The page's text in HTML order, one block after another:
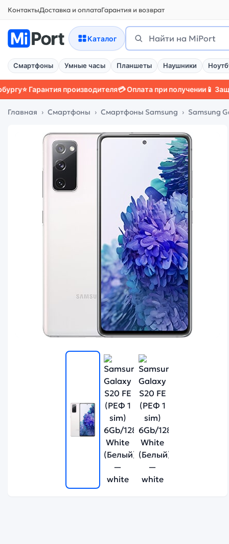
КонтактыДоставка и оплатаГарантия и возврат
Каталог
Поиск
Найти
Смартфоны Умные часы Планшеты Наушники
производителя💳 Оплата при получении📱 Защитный
Главная Смартфоны Смартфоны Samsung Samsung